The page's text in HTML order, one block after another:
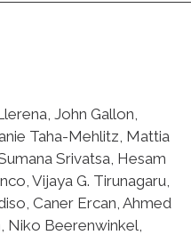
John Gallon,
Taha-Mehlitz, Mattia
Srivatsa, Hesam
Vijaya G. Tirunagaru,
Caner Ercan, Ahmed
Niko Beerenwinkel,